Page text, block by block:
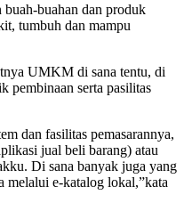
buahan dan produk
tumbuh dan mampu
UMKM di sana tentu, di
pembinaan serta pasilitas
dan fasilitas pemasarannya,
jual beli barang) atau
Di sana banyak juga yang
melalui e-katalog lokal,”kata